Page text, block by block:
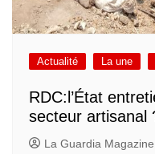
Actualité La une
RDC:l’État
secteur artisanal
La Guardia Magazine